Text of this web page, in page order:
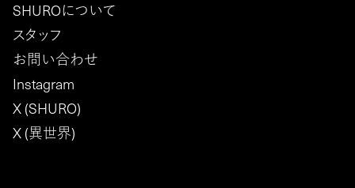
SHUROについて
スタッフ
お問い合わせ
Instagram
X (SHURO)
X (異世界)